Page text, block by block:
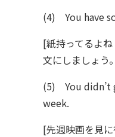
(4) You have
[紙持ってるよ
文にしましょう
(5) You didn’t
week.
[先週映画を見